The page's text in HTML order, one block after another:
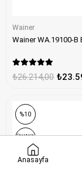
geçerli
Wainer
Wainer WA.19100-B
₺26.214,00
%10
Ücretsiz
Anasayfa